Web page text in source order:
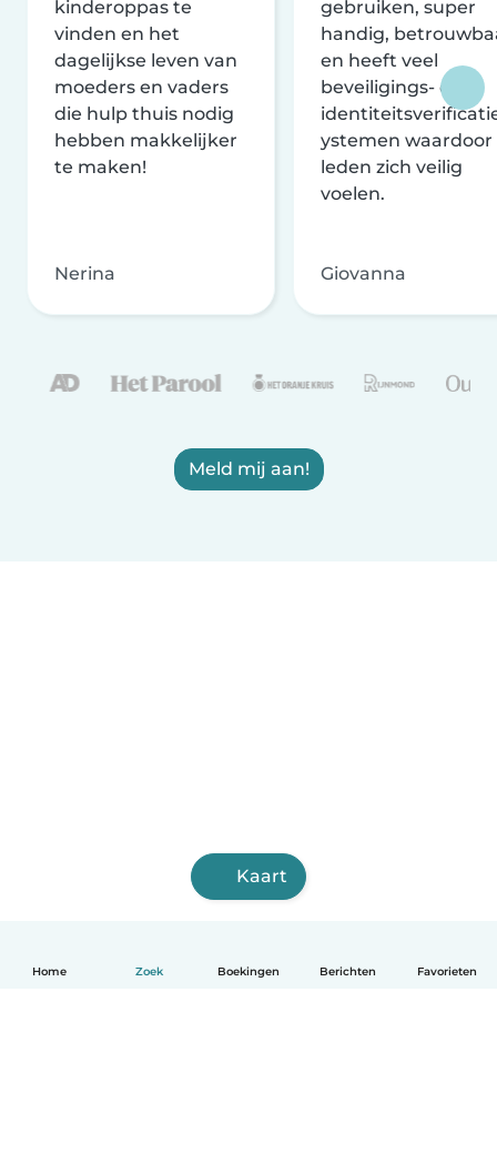
Home Zoek Boekingen Berichten Favorieten
kinderoppas te
vinden en het
dagelijkse leven van
moeders en vaders
die hulp thuis nodig
hebben makkelijker
te maken!
Nerina
gebruiken, super
handig,
en heeft veel
beveiligings- en
ystemen waardoor
leden zich veilig
voelen.
Giovanna
Meld mij aan!
Kaart